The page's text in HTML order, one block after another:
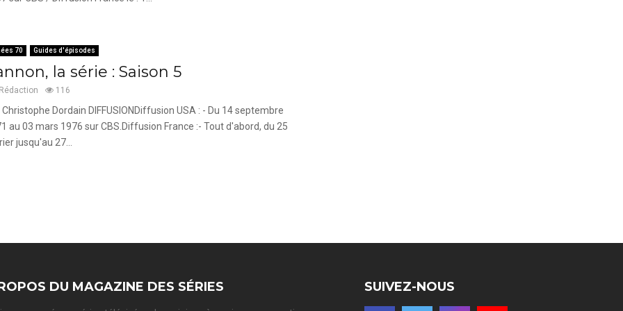
70 Guides d'épisodes
la série : Saison 5
Rédaction 116
Christophe Dordain DIFFUSIONDiffusion USA : - Du 14 septembre
au 03 mars 1976 sur CBS.Diffusion France :- Tout d'abord, du 25
jusqu'au 27...
DU MAGAZINE DES SÉRIES SUIVEZ-NOUS